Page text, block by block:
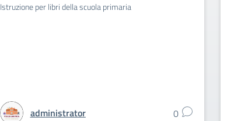
Istruzione per libri della scuola primaria
administrator 0